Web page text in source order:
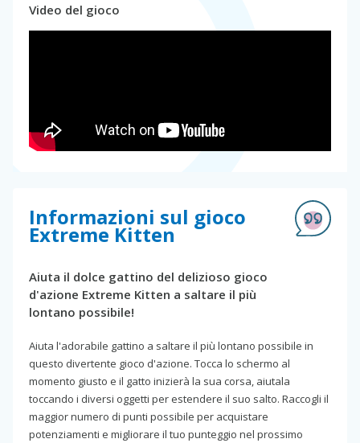
Video del gioco
Informazioni sul gioco
Extreme Kitten
Aiuta il dolce gattino del delizioso gioco
d'azione Extreme Kitten a saltare il più
lontano possibile!
Aiuta l'adorabile gattino a saltare il più lontano possibile in
questo divertente gioco d'azione. Tocca lo schermo al
momento giusto e il gatto inizierà la sua corsa, aiutala
toccando i diversi oggetti per estendere il suo salto. Raccogli il
maggior numero di punti possibile per acquistare
potenziamenti e migliorare il tuo punteggio nel prossimo